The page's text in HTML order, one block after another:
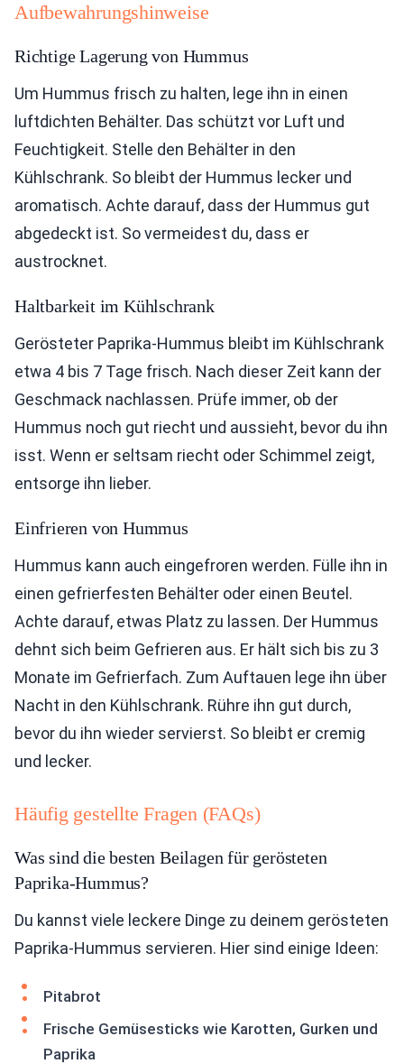
Aufbewahrungshinweise
Richtige Lagerung von Hummus
Um Hummus frisch zu halten, lege ihn in einen
luftdichten Behälter. Das schützt vor Luft und
Feuchtigkeit. Stelle den Behälter in den
Kühlschrank. So bleibt der Hummus lecker und
aromatisch. Achte darauf, dass der Hummus gut
abgedeckt ist. So vermeidest du, dass er
austrocknet.
Haltbarkeit im Kühlschrank
Gerösteter Paprika-Hummus bleibt im Kühlschrank
etwa 4 bis 7 Tage frisch. Nach dieser Zeit kann der
Geschmack nachlassen. Prüfe immer, ob der
Hummus noch gut riecht und aussieht, bevor du ihn
isst. Wenn er seltsam riecht oder Schimmel zeigt,
entsorge ihn lieber.
Einfrieren von Hummus
Hummus kann auch eingefroren werden. Fülle ihn in
einen gefrierfesten Behälter oder einen Beutel.
Achte darauf, etwas Platz zu lassen. Der Hummus
dehnt sich beim Gefrieren aus. Er hält sich bis zu 3
Monate im Gefrierfach. Zum Auftauen lege ihn über
Nacht in den Kühlschrank. Rühre ihn gut durch,
bevor du ihn wieder servierst. So bleibt er cremig
und lecker.
Häufig gestellte Fragen (FAQs)
Was sind die besten Beilagen für gerösteten
Paprika-Hummus?
Du kannst viele leckere Dinge zu deinem gerösteten
Paprika-Hummus servieren. Hier sind einige Ideen:
Pitabrot
Frische Gemüsesticks wie Karotten, Gurken und
Paprika